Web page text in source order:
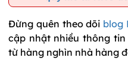
Đừng quên theo dõi blog
cập nhật nhiều thông
từ hàng nghìn nhà hàng